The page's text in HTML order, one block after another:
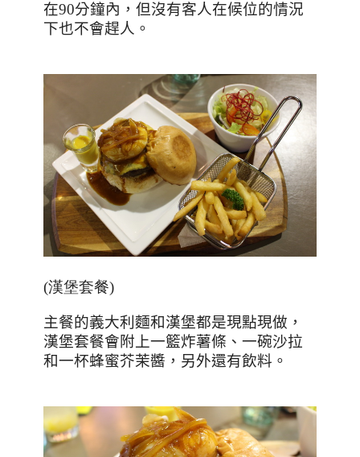
在90分鐘內，但沒有客人在候位的情況
下也不會趕人。
(漢堡套餐)
主餐的義大利麵和漢堡都是現點現做，
漢堡套餐會附上一籃炸薯條、一碗沙拉
和一杯蜂蜜芥茉醬，另外還有飲料。